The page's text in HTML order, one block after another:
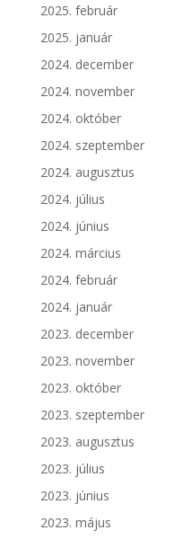
2025. február
2025. január
2024. december
2024. november
2024. október
2024. szeptember
2024. augusztus
2024. július
2024. június
2024. március
2024. február
2024. január
2023. december
2023. november
2023. október
2023. szeptember
2023. augusztus
2023. július
2023. június
2023. május